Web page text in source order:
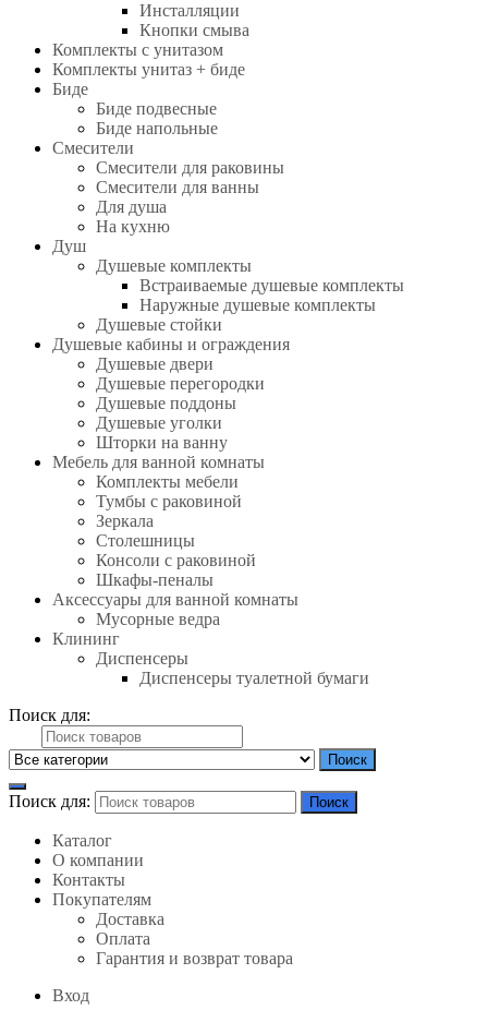
Инсталляции
Кнопки смыва
Комплекты с унитазом
Комплекты унитаз + биде
Биде
Биде подвесные
Биде напольные
Смесители
Смесители для раковины
Смесители для ванны
Для душа
На кухню
Душ
Душевые комплекты
Встраиваемые душевые комплекты
Наружные душевые комплекты
Душевые стойки
Душевые кабины и ограждения
Душевые двери
Душевые перегородки
Душевые поддоны
Душевые уголки
Шторки на ванну
Мебель для ванной комнаты
Комплекты мебели
Тумбы с раковиной
Зеркала
Столешницы
Консоли с раковиной
Шкафы-пеналы
Аксессуары для ванной комнаты
Мусорные ведра
Клининг
Диспенсеры
Диспенсеры туалетной бумаги
Поиск для:
Поиск
Поиск для: Поиск
Каталог
О компании
Контакты
Покупателям
Доставка
Оплата
Гарантия и возврат товара
Вход